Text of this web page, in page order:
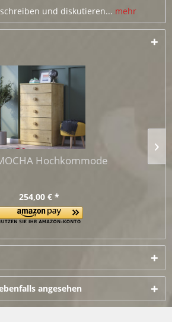
und diskutieren... mehr
Hochkommode
254,00 € *
angesehen